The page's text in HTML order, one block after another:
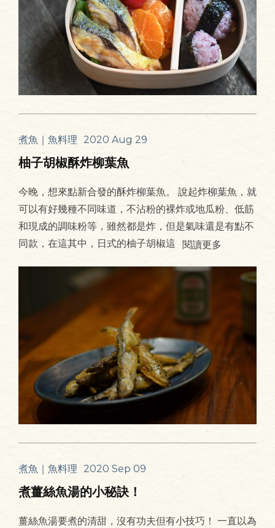
煮魚｜魚料理 2020 Aug 29
柚子胡椒酥炸柳葉魚
今晚，想來點新合發的酥炸柳葉魚。 說起炸柳葉魚，就
可以有好幾種不同味道，不沾粉的裸炸或地瓜粉、低筋
和現成的調味粉等，雖然都是炸，但是氣味還是有點不
同款，在這其中，日式的柚子胡椒這 閱讀更多
煮魚｜魚料理 2020 Sep 09
煮薑絲魚湯的小秘訣！
薑絲魚湯要煮的清甜，沒有功夫但有小技巧！ 一直以為